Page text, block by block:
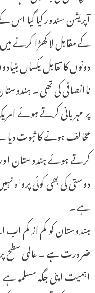
آپریشن سندور کیا گیا اس
کے مقابل لا کھڑا کرنے
دونوں کا تقابل یکساں
ناانصافی کی تھی ۔
پر مہربانی کرتے ہوئے
مخالف ہونے کا ثبوت دیا
کرتے ہوئے ہندوستان
دوستی کی بھی کوئی پرواہ
ہے ۔
ہندوستان کو کم از کم اب
ضرورت ہے ۔ عالمی سطح
اہمیت اپنی جگہ مسلمہ